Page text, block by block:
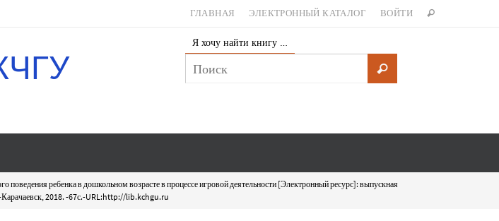
ГЛАВНАЯ ЭЛЕКТРОННЫЙ КАТАЛОГ ВОЙТИ
Я хочу найти книгу …
поведения ребенка в дошкольном возрасте в процессе игровой деятельности [Электронный ресурс]: выпускная
2018. -67с.-URL:http://lib.kchgu.ru